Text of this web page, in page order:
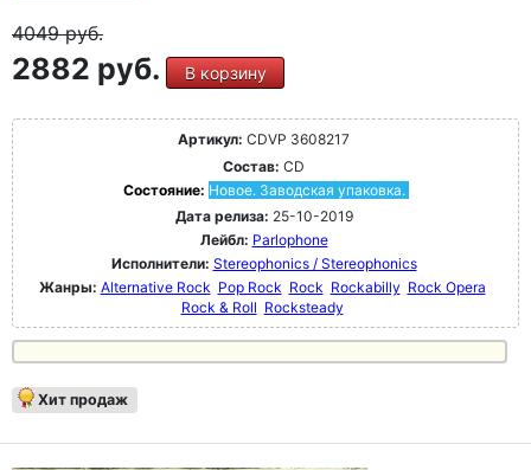
4049руб.
2882 руб. В корзину
Артикул: CDVP 3608217
Состав: CD
Состояние: Новое. Заводская упаковка.
Дата релиза: 25-10-2019
Лейбл: Parlophone
Исполнители: Stereophonics / Stereophonics
Жанры: Alternative Rock Pop Rock Rock Rockabilly Rock Opera
Rock & Roll Rocksteady
Хит продаж